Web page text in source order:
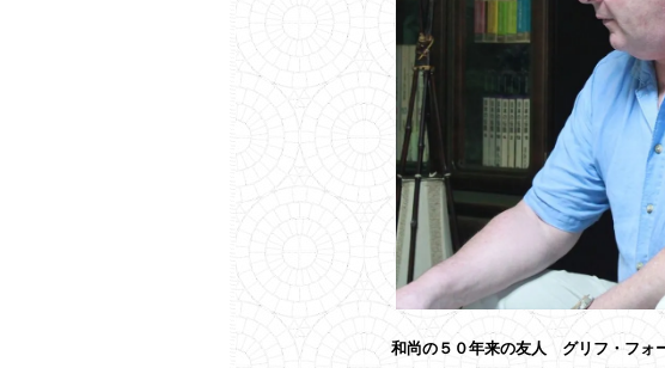
和尚の５０年来の友人 グリフ・フ